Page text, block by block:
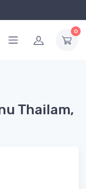
0
Thailam,